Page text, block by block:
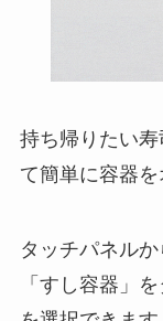
持ち帰りたい
て簡単に容器を
タッチパネル
「すし容器」